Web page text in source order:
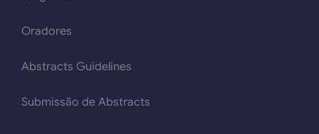
Oradores
Abstracts Guidelines
Submissão de Abstracts